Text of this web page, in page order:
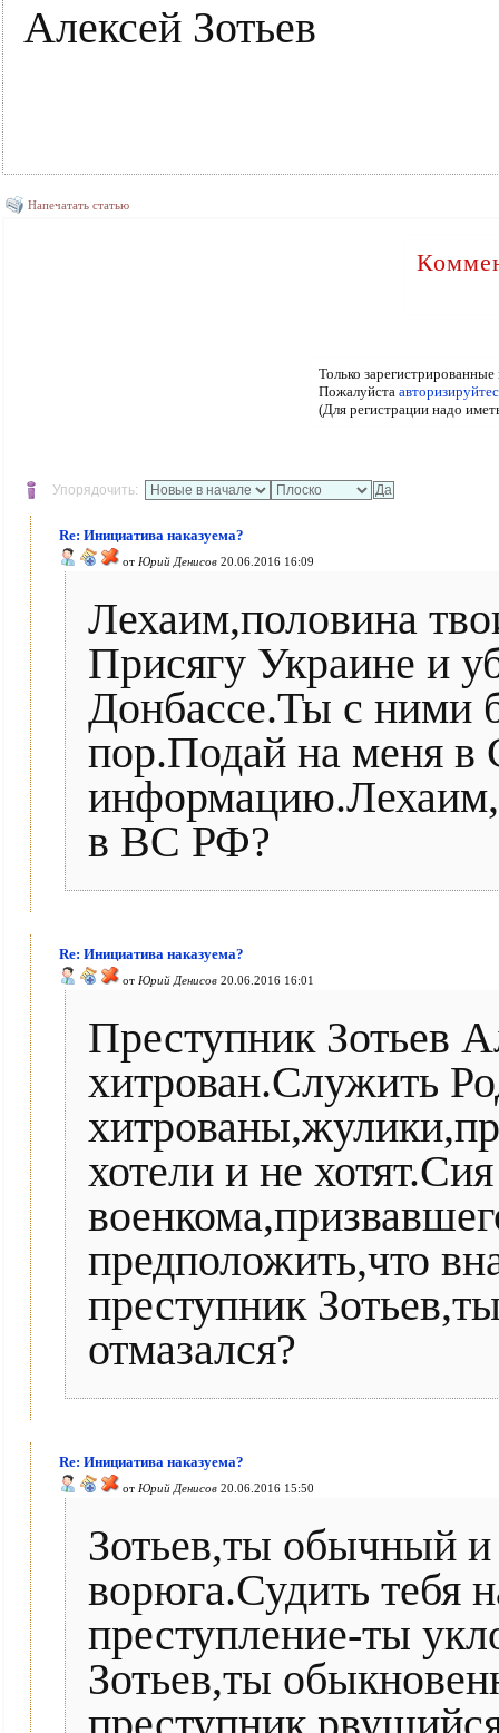
Алексей Зотьев
Напечатать статью
Только
Пожалуйста
(Для регистрации надо
Упорядочить:
Re: Инициатива наказуема?
от Юрий Денисов 20.06.2016 16:09
Лехаим,половина
Присягу Украине и
Донбассе.Ты с ними
пор.Подай на меня в
в ВС РФ?
Re: Инициатива наказуема?
от Юрий Денисов 20.06.2016 16:01
Преступник Зотьев
хитрован.Служить
хотели и не
предположить,что
преступник
отмазался?
Re: Инициатива наказуема?
от Юрий Денисов 20.06.2016 15:50
Зотьев,ты обычный
ворюга.Судить тебя
преступление-ты
Зотьев,ты